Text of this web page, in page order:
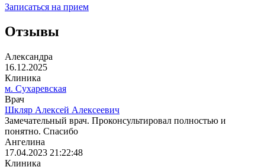
Записаться на прием
Отзывы
Александра
16.12.2025
Клиника
м. Сухаревская
Врач
Шкляр Алексей Алексеевич
Замечательный врач. Проконсультировал полностью и
понятно. Спасибо
Ангелина
17.04.2023 21:22:48
Клиника